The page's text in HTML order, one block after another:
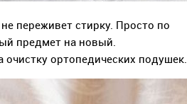
переживет стирку. Просто по
предмет на новый.
очистку ортопедических подушек.